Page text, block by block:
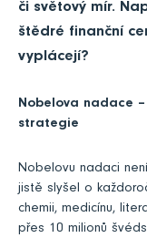
či světový mír.
štědré finanční
vyplácejí?
Nobelova nadace
strategie
Nobelovu nadaci
jistě slyšel o
chemii, medicínu,
přes 10 milionů